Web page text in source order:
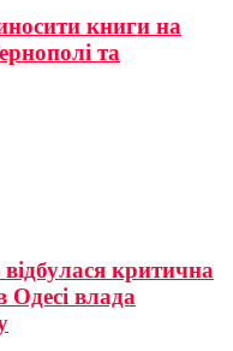
книги на
та
відбулася критична
Одесі влада